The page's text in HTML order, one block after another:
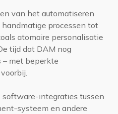
van het automatiseren
processen tot
atomaire personalisatie
tijd dat DAM nog
met beperkte
software-integraties tussen
systeem en andere